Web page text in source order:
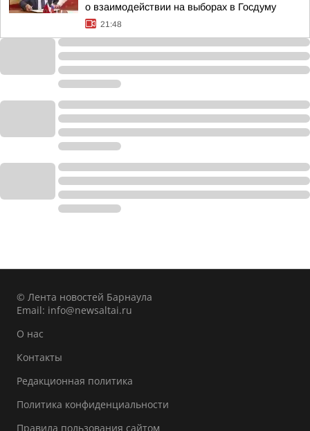
о взаимодействии на выборах в Госдуму
21:48
© Лента новостей Барнаула
Email: info@newsaltai.ru
О нас
Контакты
Редакционная политика
Политика конфиденциальности
Правила пользования сайтом